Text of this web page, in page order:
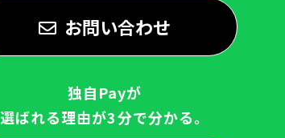
お問い合わせ
独自Payが
選ばれる理由が3分で分かる。